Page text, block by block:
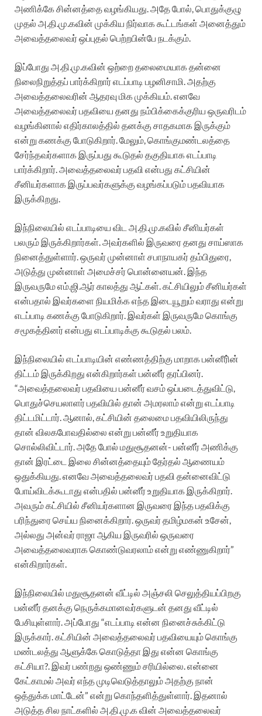
அணிக்கே சின்னத்தை வழங்கியது. அதே போல், பொதுக்குழு
முதல் அ.தி.மு.கவின் முக்கிய நிர்வாக கூட்டங்கள் அனைத்தும்
அவைத்தலைவர் ஒப்புதல் பெற்றபின்பே நடக்கும்.
இப்போது அ.தி.மு.கவின் ஒற்றை தலைமையாக தன்னை
நிலைநிறுத்தப் பார்க்கிறார் எடப்பாடி பழனிசாமி. அதற்கு
அவைத்தலைவரின் ஆதரவு மிக முக்கியம். எனவே
அவைத்தலைவர் பதவியை தனது நம்பிக்கைக்குரிய ஒருவரிடம்
வழங்கினால் எதிர்காலத்தில் தனக்கு சாதகமாக இருக்கும்
என்று கணக்கு போடுகிறார். மேலும், கொங்குமண்டலத்தை
சேர்ந்தவர்களாக இருப்பது கூடுதல் தகுதியாக எடப்பாடி
பார்க்கிறார். அவைத்தலைவர் பதவி என்பது கட்சியின்
சீனியர்களாக இருப்பவர்களுக்கு வழங்கப்படும் பதவியாக
இருக்கிறது.
இந்நிலையில் எடப்பாடியை விட அ.தி.மு.கவில் சீனியர்கள்
பலரும் இருக்கிறார்கள். அவர்களில் இருவரை தனது சாய்ஸாக
நினைத்துள்ளார். ஒருவர் முன்னாள் சபாநாயகர் தம்பிதுரை,
அடுத்து முன்னாள் அமைச்சர் பொன்னையன். இந்த
இருவருமே எம்.ஜி.ஆர் காலத்து ஆட்கள். கட்சியிலும் சீனியர்கள்
என்பதால் இவர்களை நியமிக்க எந்த இடையூறும் வராது என்று
எடப்பாடி கணக்கு போடுகிறார். இவர்கள் இருவருமே கொங்கு
சமூகத்தினர் என்பது எடப்பாடிக்கு கூடுதல் பலம்.
இந்நிலையில் எடப்பாடியின் எண்ணத்திற்கு மாறாக பன்னீரி்ன்
திட்டம் இருக்கிறது என்கிறார்கள் பன்னீர் தரப்பினர்.
“அவைத்தலைவர் பதவியை பன்னீர் வசம் ஒப்படைத்துவிட்டு,
பொதுச்செயலாளர் பதவியில் தான் அமரலாம் என்று எடப்பாடி
திட்டமிட்டார். ஆனால், கட்சியின் தலைமை பதவியிலிருந்து
தான் விலகபோவதில்லை என்று பன்னீர் உறுதியாக
சொல்லிவிட்டார். அதே போல் மதுசூதனன்- பன்னீர் அணிக்கு
தான் இரட்டை இலை சின்னத்தையும் தேர்தல் ஆணையம்
ஒதுக்கியது. எனவே அவைத்தலைவர் பதவி தன்னைவிட்டு
போய்விடக்கூடாது என்பதில் பன்னீர் உறுதியாக இருக்கிறார்.
அவரும் கட்சியில் சீனியர்களான இருவரை இந்த பதவிக்கு
பரிந்துரை செய்ய நினைக்கிறார். ஒருவர் தமிழ்மகன் உசேன்,
அல்லது அன்வர் ராஜா ஆகிய இருவரில் ஒருவரை
அவைத்தலைவராக கொண்டுவரலாம் என்று எண்ணுகிறார்”
என்கிறார்கள்.
இந்நிலையில் மதுசூதனன் வீட்டில் அஞ்சலி செலுத்தியப்பிறகு
பன்னீர் தனக்கு நெருக்கமானவர்களுடன் தனது வீட்டில்
பேசியுள்ளார். அப்போது “எடப்பாடி என்ன நினைச்சுக்கிட்டு
இருக்கார். கட்சியின் அவைத்தலைவர் பதவியையும் கொங்கு
மண்டலத்து ஆளுக்கே கொடுத்தா இது என்ன கொங்கு
கட்சியா?. இவர் பண்றது ஒண்ணும் சரியில்லை. என்னை
கேட்காமல் அவர் எந்த முடிவெடுத்தாலும் அதற்கு நான்
ஒத்துக்க மாட்டேன்” என்று கொந்தளித்துள்ளார். இதனால்
அடுத்த சில நாட்களில் அ.தி.மு.க வின் அவைத்தலைவர்